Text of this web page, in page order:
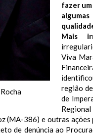
fazer
Mais
Viva
região
de
(MA-386) e outras
de denúncia ao